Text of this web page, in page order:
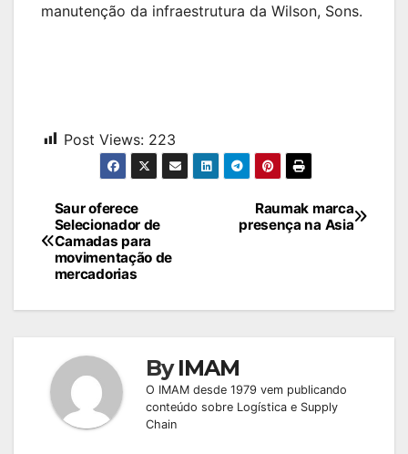
manutenção da infraestrutura da Wilson, Sons.
Post Views: 223
Navegação
de
Post
Raumak marca
presença na Asia
Saur oferece
Selecionador de
Camadas para
movimentação de
mercadorias
ByIMAM
O IMAM desde 1979 vem publicando
conteúdo sobre Logística e Supply
Chain